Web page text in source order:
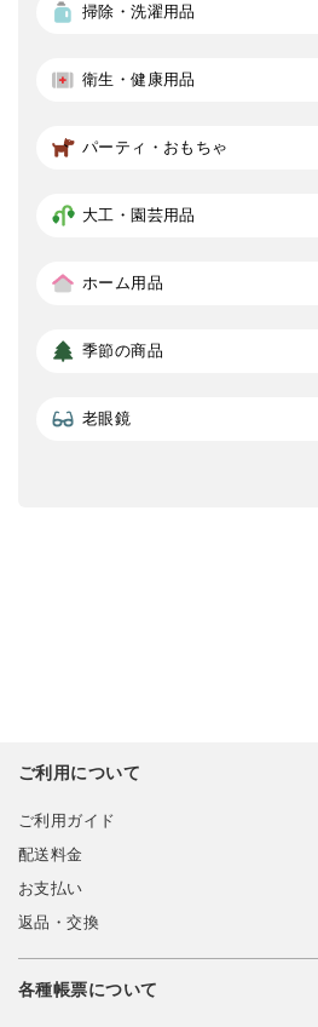
掃除・洗濯用品
衛生・健康用品
パーティ・おもちゃ
大工・園芸用品
ホーム用品
季節の商品
老眼鏡
ご利用について
ご利用ガイド
配送料金
お支払い
返品・交換
各種帳票について